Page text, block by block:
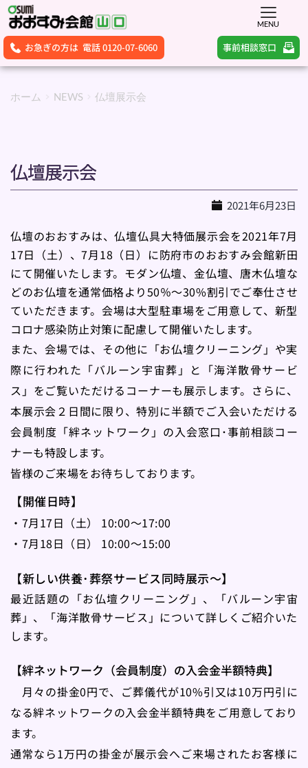
MENU
お急ぎの方は 電話 0120-07-6060 事前相談窓口
ホーム NEWS 仏壇展示会
仏壇展示会
2021年6月23日
仏壇のおおすみは、仏壇仏具大特価展示会を2021年7月
17日（土）、7月18（日）に防府市のおおすみ会館新田
にて開催いたします。モダン仏壇、金仏壇、唐木仏壇な
どのお仏壇を通常価格より50％～30%割引でご奉仕させ
ていただきます。会場は大型駐車場をご用意して、新型
コロナ感染防止対策に配慮して開催いたします。
また、会場では、その他に「お仏壇クリーニング」や実
際に行われた「バルーン宇宙葬」と「海洋散骨サービ
ス」をご覧いただけるコーナーも展示します。さらに、
本展示会２日間に限り、特別に半額でご入会いただける
会員制度「絆ネットワーク」の入会窓口･事前相談コー
ナーも特設します。
皆様のご来場をお待ちしております。
【開催日時】
・7月17日（土） 10:00～17:00
・7月18日（日） 10:00～15:00
【新しい供養･葬祭サービス同時展示～】
最近話題の「お仏壇クリーニング」、「バルーン宇宙
葬」、「海洋散骨サービス」について詳しくご紹介いた
します。
【絆ネットワーク（会員制度）の入会金半額特典】
月々の掛金0円で、ご葬儀代が10%引又は10万円引に
なる絆ネットワークの入会金半額特典をご用意しており
ます。
通常なら1万円の掛金が展示会へご来場されたお客様に